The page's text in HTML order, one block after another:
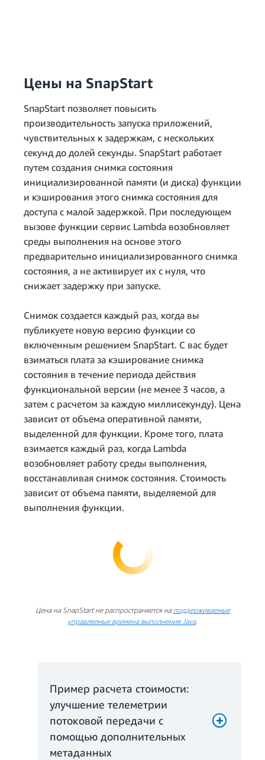
2 520 000 *
0,0000000309 USD =
0,08 USD
Общая стоимость за
месяц:
106,41 USD в
месяц
Стоимость
использования
Provisioned
Concurrency:
Цены на SnapStart
SnapStart позволяет повысить
производительность запуска приложений,
чувствительных к задержкам, с нескольких
секунд до долей секунды. SnapStart работает
путем создания снимка состояния
инициализированной памяти (и диска) функции
и кэширования этого снимка состояния для
доступа с малой задержкой. При последующем
вызове функции сервис Lambda возобновляет
среды выполнения на основе этого
предварительно инициализированного снимка
состояния, а не активирует их с нуля, что
снижает задержку при запуске.
Снимок создается каждый раз, когда вы
публикуете новую версию функции со
включенным решением SnapStart. С вас будет
взиматься плата за кэширование снимка
состояния в течение периода действия
функциональной версии (не менее 3 часов, а
затем с расчетом за каждую миллисекунду). Цена
зависит от объема оперативной памяти,
выделенной для функции. Кроме того, плата
взимается каждый раз, когда Lambda
возобновляет работу среды выполнения,
восстанавливая снимок состояния. Стоимость
зависит от объема памяти, выделяемой для
выполнения функции.
Цена на SnapStart не распространяется на поддерживаемые
управляемые времена выполнения Java.
Пример расчета стоимости:
улучшение телеметрии
потоковой передачи с
помощью дополнительных
метаданных